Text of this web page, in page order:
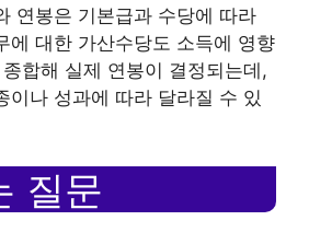
연봉은 기본급과 수당에 따라
에 대한 가산수당도 소득에 영향
합해 실제 연봉이 결정되는데,
이나 성과에 따라 달라질 수 있
질문